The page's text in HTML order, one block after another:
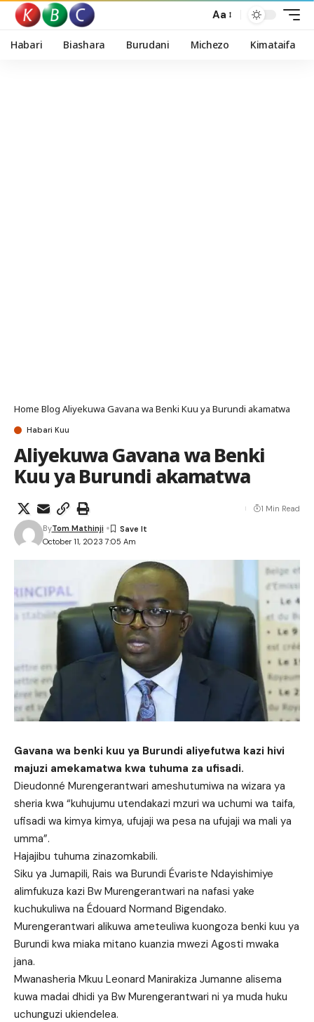
Aa
Habari Biashara Burudani Michezo Kimataifa
Home Blog Aliyekuwa Gavana wa Benki Kuu ya Burundi akamatwa
Habari Kuu
Aliyekuwa Gavana wa Benki
Kuu ya Burundi akamatwa
October 11, 2023 7:05 Am
ByTom Mathinji
1 Min Read
Gavana wa benki kuu ya Burundi aliyefutwa kazi hivi
majuzi amekamatwa kwa tuhuma za ufisadi.
Dieudonné Murengerantwari ameshutumiwa na wizara ya
sheria kwa “kuhujumu utendakazi mzuri wa uchumi wa taifa,
ufisadi wa kimya kimya, ufujaji wa pesa na ufujaji wa mali ya
umma”.
Hajajibu tuhuma zinazomkabili.
Siku ya Jumapili, Rais wa Burundi Évariste Ndayishimiye
alimfukuza kazi Bw Murengerantwari na nafasi yake
kuchukuliwa na Édouard Normand Bigendako.
Murengerantwari alikuwa ameteuliwa kuongoza benki kuu ya
Burundi kwa miaka mitano kuanzia mwezi Agosti mwaka
jana.
Mwanasheria Mkuu Leonard Manirakiza Jumanne alisema
kuwa madai dhidi ya Bw Murengerantwari ni ya muda huku
uchunguzi ukiendelea.